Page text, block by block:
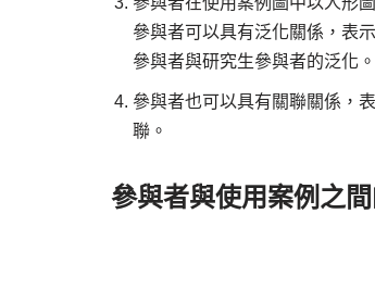
參與者可以具有泛化關係，表
參與者與研究生參與者的泛化。
參與者也可以具有關聯關係，
聯。
參與者與使用案例之間